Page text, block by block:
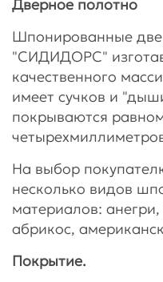
Дверное полотно
Шпонированные
"СИДИДОРС"
качественного
имеет сучков и
покрываются
На выбор
несколько видов
материалов:
абрикос,
Покрытие.